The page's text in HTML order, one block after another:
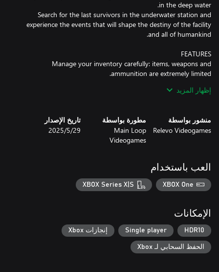
Search for the last survivors in the underwater station and
experience the events that will shape the destiny of the facility
Manage your inventory carefully: items, weapons and
Solve ingenious puzzles and challenges, devised using original
Face the most terrible predators: different types of enemies and
weapons you have, create traps or distractions, or hide from the
The immersive atmosphere, quality graphics and oppressive
SUBMERSED 2 - THE HIVE contains scenes of violence, gore,
nudity and explicit language. Enjoy!
إظهار المزيد
منشور بواسطة
Relevo Videogames
مطورة بواسطة
Main Loop
Videogames
تاريخ الإصدار
29‏/5‏/2025
العب باستخدام
XBOX One
XBOX Series X|S
الإمكانات
HDR10
Single player إنجازات Xbox
الحفظ السحابي لـ Xbox